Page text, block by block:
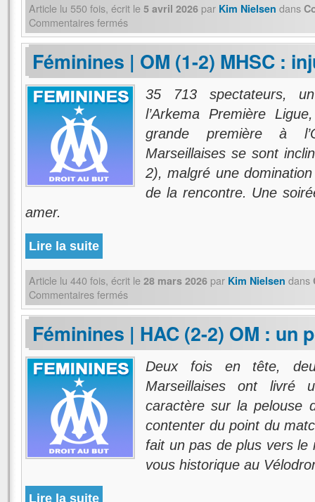
Article lu 550 fois, écrit le 5 avril 2026 par Kim Nielsen dans
Commentaires fermés
Féminines | OM (1-2) MHSC :
35 713 spectateurs,
l’Arkema Première
grande première à
Marseillaises se sont
2), malgré une
de la rencontre. Une
amer.
Lire la suite
Article lu 440 fois, écrit le 28 mars 2026 par Kim Nielsen dans
Commentaires fermés
Féminines | HAC (2-2) OM : un
Deux fois en tête,
Marseillaises ont livré
caractère sur la pelouse
contenter du point du
fait un pas de plus vers le
vous historique au
Lire la suite